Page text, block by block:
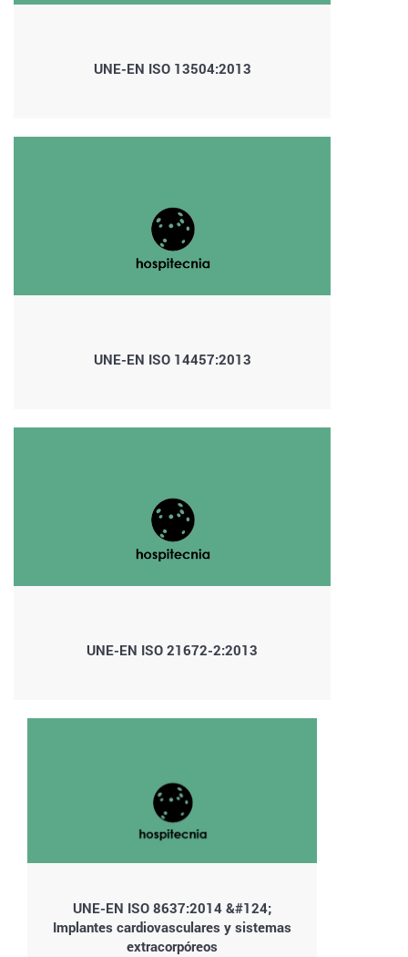
UNE-EN ISO 13504:2013
UNE-EN ISO 14457:2013
UNE-EN ISO 21672-2:2013
UNE-EN ISO 8637:2014 &#124;
Implantes cardiovasculares y sistemas
extracorpóreos